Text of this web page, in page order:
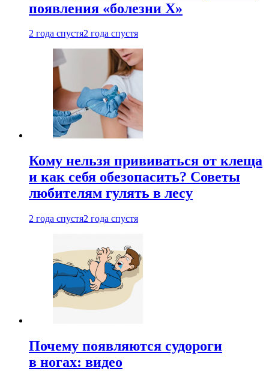
появления «болезни Х»
2 года спустя2 года спустя
Кому нельзя прививаться от клеща
и как себя обезопасить? Советы
любителям гулять в лесу
2 года спустя2 года спустя
Почему появляются судороги
в ногах: видео